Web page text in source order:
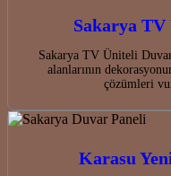
Sakarya
Sakarya TV Üniteli Duvar
alanlarının
çözümleri
Karasu